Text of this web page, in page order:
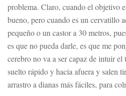
problema. Claro, cuando el objetivo
bueno, pero cuando es un cervatillo
pequeño o un castor a 30 metros,
es que no pueda darle, es que me
cerebro no va a ser capaz de intuir el
suelto rápido y hacia afuera y salen
arrastro a dianas más fáciles, para